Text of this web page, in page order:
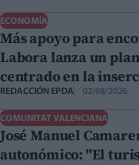
ECONOMÍA
Más apoyo para
Labora lanza un
centrado en la
REDACCIÓN EPDA 02/08/2026
COMUNITAT VALENCIANA
José Manuel
autonómico: "El